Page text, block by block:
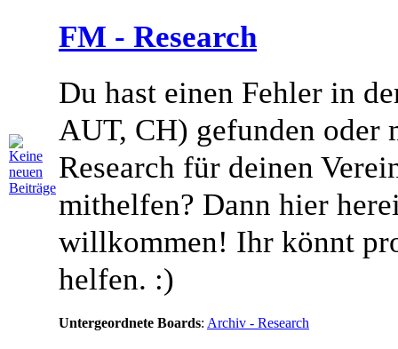
FM - Research
Du hast einen Fehler in
AUT, CH) gefunden oder
Research für deinen
mithelfen? Dann hier
willkommen! Ihr könnt
helfen. :)
Untergeordnete Boards: Archiv - Research